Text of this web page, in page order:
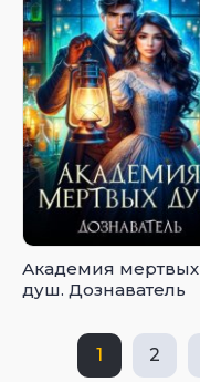
Академия мертвых
душ. Дознаватель
1 2